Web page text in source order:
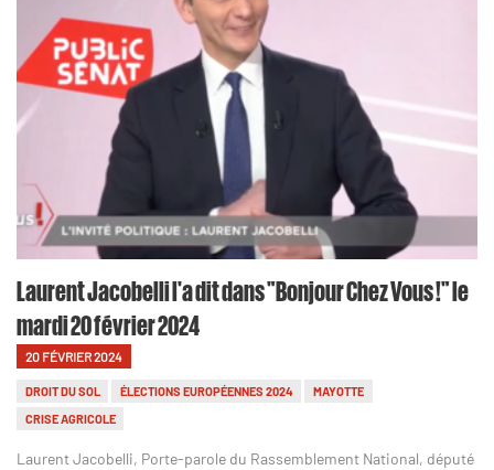
Laurent Jacobelli l'a dit dans "Bonjour Chez Vous !" le
mardi 20 février 2024
20 FÉVRIER 2024
DROIT DU SOL ÉLECTIONS EUROPÉENNES 2024
MAYOTTE
CRISE AGRICOLE
Laurent Jacobelli, Porte-parole du Rassemblement National, député